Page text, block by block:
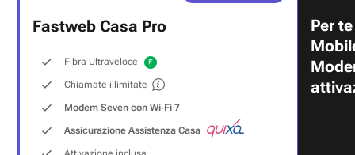
Fastweb Casa Pro
Fibra Ultraveloce
Chiamate illimitate
Modem Seven con Wi‑Fi 7
Assicurazione Assistenza Casa
Per